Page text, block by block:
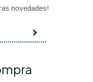
novedades!